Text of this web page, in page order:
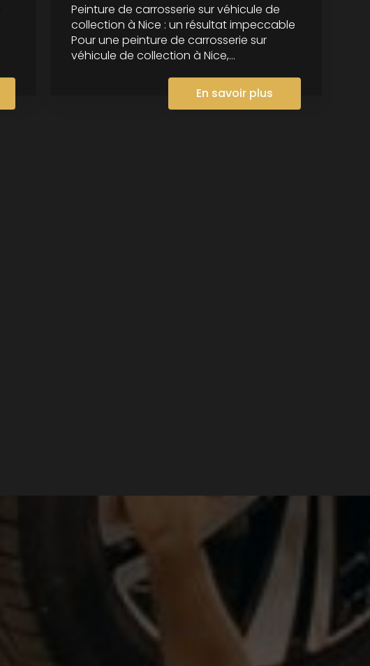
Peinture de carrosserie sur véhicule de
collection à Nice : un résultat impeccable
Pour une peinture de carrosserie sur
véhicule de collection à Nice,...
En savoir plus